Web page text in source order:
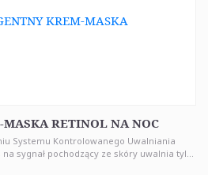
RETINOL NA NOC
Systemu Kontrolowanego Uwalniania
sygnał pochodzący ze skóry uwalnia tyl...